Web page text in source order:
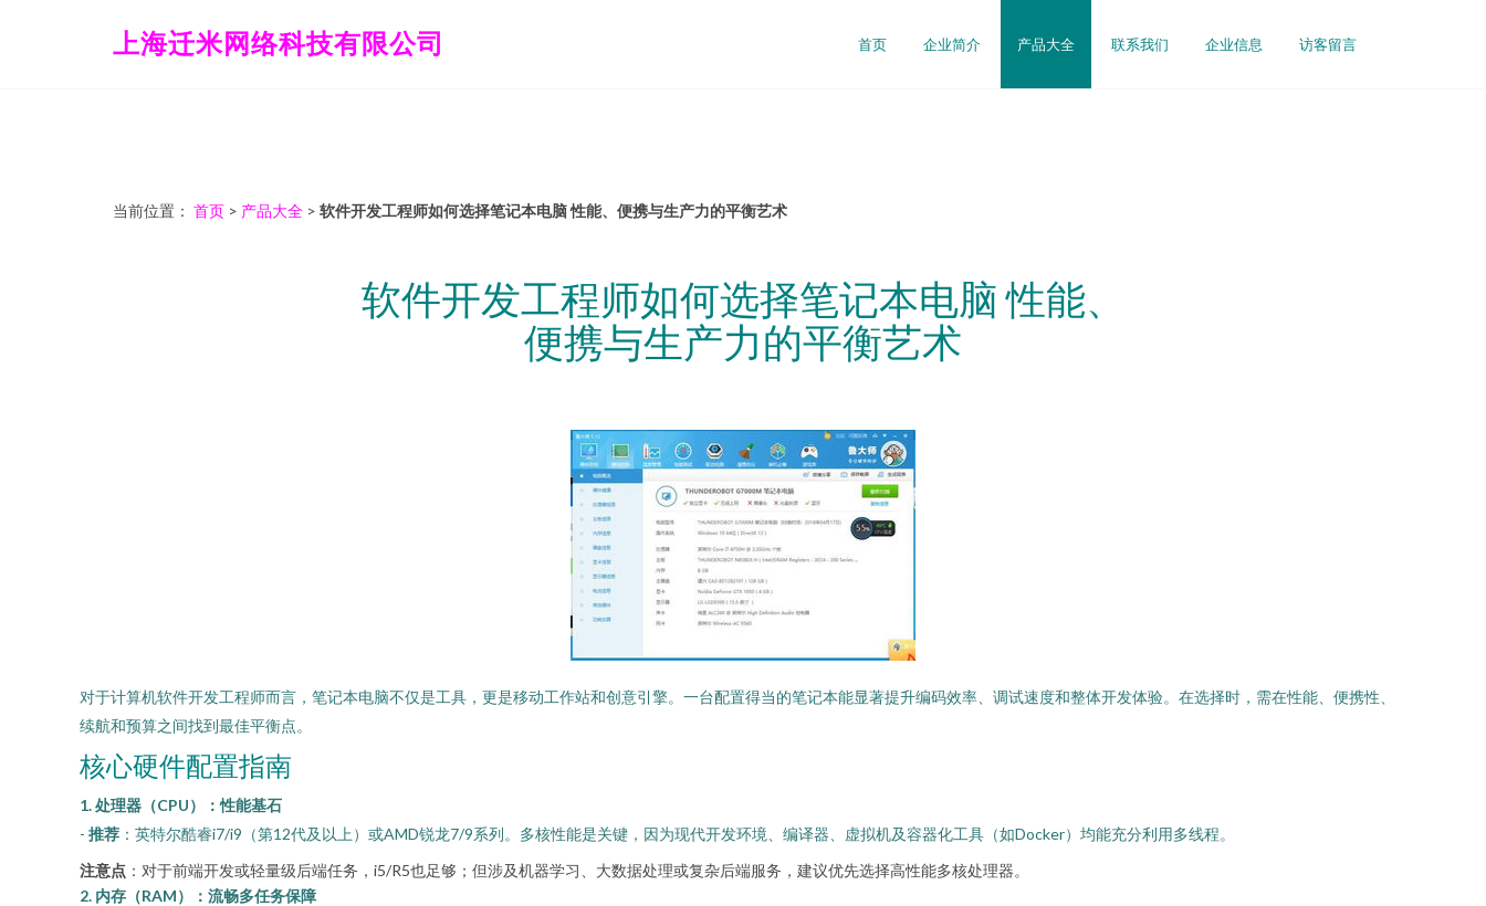
上海迁米网络科技有限公司 首页 企业简介 产品大全 联系我们 企业信息 访客留言
当前位置： 首页 > 产品大全 > 软件开发工程师如何选择笔记本电脑 性能、便携与生产力的平衡艺术
软件开发工程师如何选择笔记本电脑 性能、
便携与生产力的平衡艺术
对于计算机软件开发工程师而言，笔记本电脑不仅是工具，更是移动工作站和创意引擎。一台配置得当的笔记本能显著提升编码效率、调试速度和整体开发体验。在选择时，需在性能、便携性、
续航和预算之间找到最佳平衡点。
核心硬件配置指南
1. 处理器（CPU）：性能基石
- 推荐 ：英特尔酷睿i7/i9（第12代及以上）或AMD锐龙7/9系列。多核性能是关键，因为现代开发环境、编译器、虚拟机及容器化工具（如Docker）均能充分利用多线程。
注意点 ：对于前端开发或轻量级后端任务，i5/R5也足够；但涉及机器学习、大数据处理或复杂后端服务，建议优先选择高性能多核处理器。
2. 内存（RAM）：流畅多任务保障